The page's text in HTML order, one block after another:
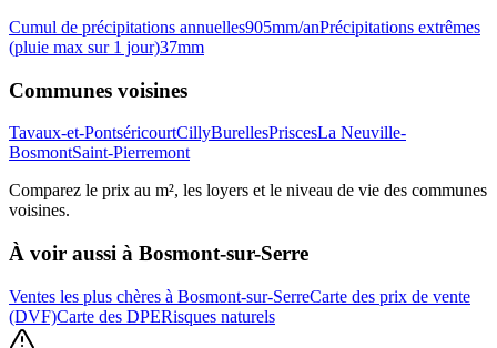
Cumul de précipitations annuelles905mm/anPrécipitations extrêmes
(pluie max sur 1 jour)37mm
Communes voisines
Tavaux-et-PontséricourtCillyBurellesPriscesLa Neuville-
BosmontSaint-Pierremont
Comparez le prix au m², les loyers et le niveau de vie des communes
voisines.
À voir aussi à Bosmont-sur-Serre
Ventes les plus chères à Bosmont-sur-SerreCarte des prix de vente
(DVF)Carte des DPERisques naturels